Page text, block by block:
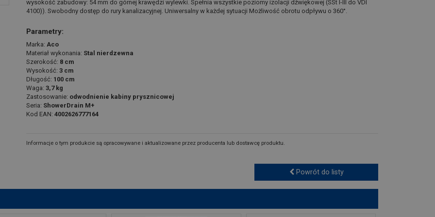
wysokość zabudowy: 54 mm do górnej krawędzi wylewki. Spełnia wszystkie poziomy izolacji dźwiękowej (SSt I-III do VDI
4100)). Swobodny dostęp do rury kanalizacyjnej. Uniwersalny w każdej sytuacji Możliwość obrotu odpływu o 360°.
Parametry:
Marka: Aco
Materiał wykonania: Stal nierdzewna
Szerokość: 8 cm
Wysokość: 3 cm
Długość: 100 cm
Waga: 3,7 kg
Zastosowanie: odwodnienie kabiny prysznicowej
Seria: ShowerDrain M+
Kod EAN: 4002626777164
Informacje o tym produkcie są opracowywane i aktualizowane przez producenta lub dostawcę produktu.
Powrót do listy